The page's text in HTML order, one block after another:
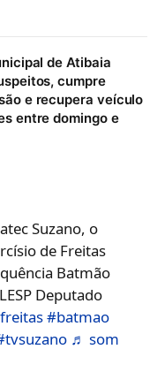
de Atibaia
cumpre
e recupera veículo
entre domingo e
Suzano, o
de Freitas
Batmão
Deputado
#batmao
♬ som